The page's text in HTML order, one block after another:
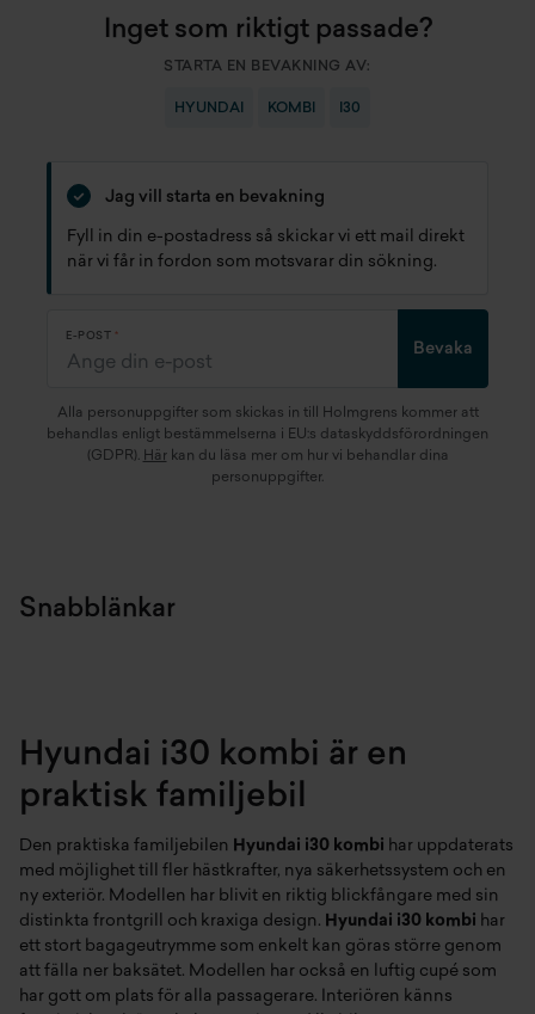
Inget som riktigt passade?
STARTA EN BEVAKNING AV:
HYUNDAI KOMBI I30
Jag vill starta en bevakning
Fyll in din e-postadress så skickar vi ett mail direkt
när vi får in fordon som motsvarar din sökning.
E-POST
Bevaka
Alla personuppgifter som skickas in till Holmgrens kommer att
behandlas enligt bestämmelserna i EU:s dataskyddsförordningen
(GDPR). Härkan du läsa mer om hur vi behandlar dina
personuppgifter.
Snabblänkar
Hyundai i30 kombi är en
praktisk familjebil
Den praktiska familjebilen Hyundai i30 kombi har uppdaterats
med möjlighet till fler hästkrafter, nya säkerhetssystem och en
ny exteriör. Modellen har blivit en riktig blickfångare med sin
distinkta frontgrill och kraxiga design. Hyundai i30 kombi har
ett stort bagageutrymme som enkelt kan göras större genom
att fälla ner baksätet. Modellen har också en luftig cupé som
har gott om plats för alla passagerare. Interiören känns